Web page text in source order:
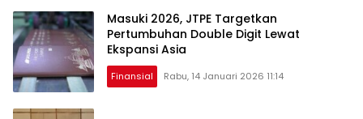
Masuki 2026, JTPE Targetkan
Pertumbuhan Double Digit Lewat
Ekspansi Asia
Finansial Rabu, 14 Januari 2026 11:14